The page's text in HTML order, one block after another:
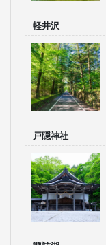
軽井沢
戸隠神社